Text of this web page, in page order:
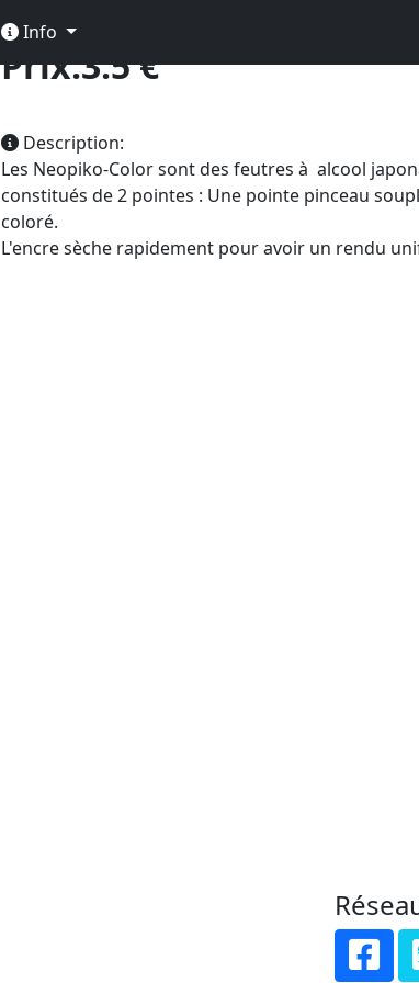
Info
Prix:3.5 €
Description:
Les Neopiko-Color sont des feutres à alcool
constitués de 2 pointes : Une pointe pinceau
coloré.
L'encre sèche rapidement pour avoir un rendu